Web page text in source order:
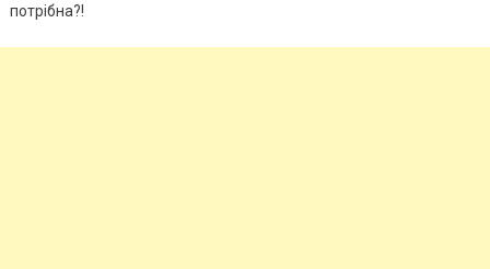
потрібна?!